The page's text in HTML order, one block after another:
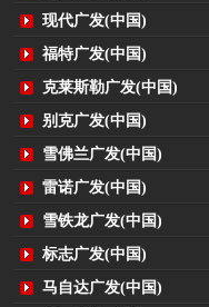
现代广发(中国)
福特广发(中国)
克莱斯勒广发(中国)
别克广发(中国)
雪佛兰广发(中国)
雷诺广发(中国)
雪铁龙广发(中国)
标志广发(中国)
马自达广发(中国)